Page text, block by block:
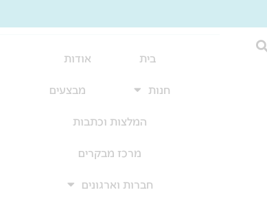
בית אודות
חנות מבצעים
המלצות וכתבות
מרכז מבקרים
חברות וארגונים